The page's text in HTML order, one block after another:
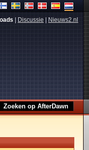
Discussie Nieuws2.nl